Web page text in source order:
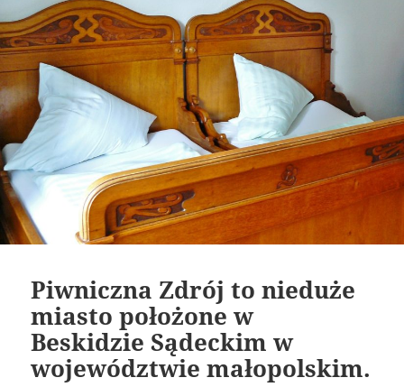
Piwniczna Zdrój to nieduże
miasto położone w
Beskidzie Sądeckim w
województwie małopolskim.